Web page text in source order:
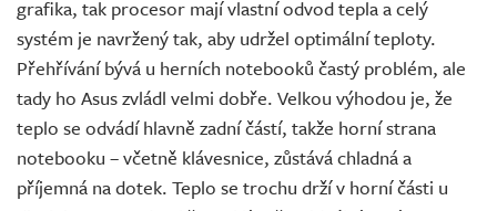
grafika, tak procesor mají vlastní odvod tepla a celý
systém je navržený tak, aby udržel optimální teploty.
Přehřívání bývá u herních notebooků častý problém, ale
tady ho Asus zvládl velmi dobře. Velkou výhodou je, že
teplo se odvádí hlavně zadní částí, takže horní strana
notebooku – včetně klávesnice, zůstává chladná a
příjemná na dotek. Teplo se trochu drží v horní části u